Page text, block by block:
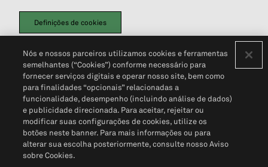
Definições de cookies
Política de PrivacidadePortal de privacidade do cliente (em inglês)
Não Venda Minhas Informações Pessoais© 2026 S&P Global
Nós e nossos parceiros utilizamos cookies e ferramentas
semelhantes (“Cookies”) conforme necessário para
fornecer serviços digitais e operar nosso site, bem como
para finalidades “opcionais” relacionadas a
funcionalidade, desempenho (incluindo análise de dados)
e publicidade direcionada. Para aceitar, rejeitar ou
modificar suas configurações de cookies, utilize os
botões neste banner. Para mais informações ou para
alterar sua escolha posteriormente, consulte nosso Aviso
sobre Cookies.